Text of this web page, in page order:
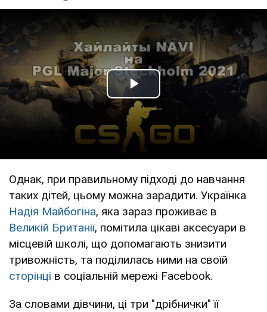
Play Video
Однак, при правильному підході до навчання
таких дітей, цьому можна зарадити. Українка
Надія Майбогіна, яка зараз проживає в
Великій Британії, помітила цікаві аксесуари в
місцевій школі, що допомагають знизити
тривожність, та поділилась ними на своїй
сторінці в соціальній мережі Facebook.
За словами дівчини, ці три "дрібнички" її